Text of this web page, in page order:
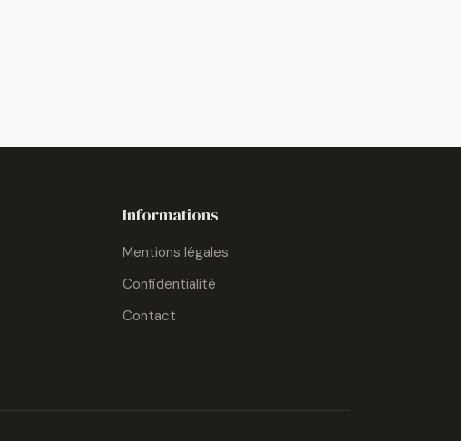
Informations
Mentions légales
Confidentialité
Contact